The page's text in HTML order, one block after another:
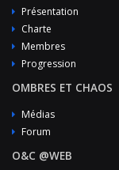
Présentation
Charte
Membres
Progression
OMBRES ET CHAOS
Médias
Forum
O&C @WEB